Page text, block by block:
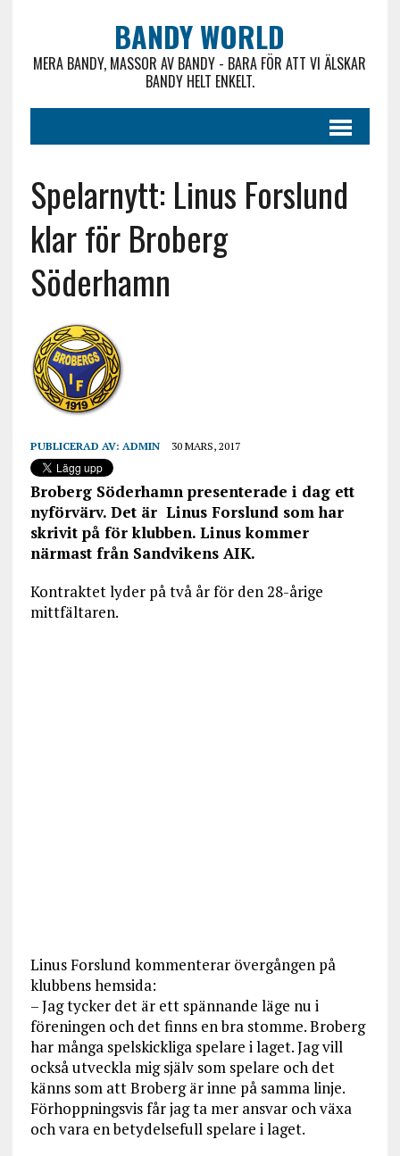
BANDY WORLD
MERA BANDY, MASSOR AV BANDY - BARA FÖR ATT VI ÄLSKAR
BANDY HELT ENKELT.
Spelarnytt: Linus Forslund
klar för Broberg
Söderhamn
PUBLICERAD AV: ADMIN 30 MARS, 2017
Broberg Söderhamn presenterade i dag ett
nyförvärv. Det är Linus Forslund som har
skrivit på för klubben. Linus kommer
närmast från Sandvikens AIK.
Kontraktet lyder på två år för den 28-årige
mittfältaren.
Linus Forslund kommenterar övergången på
klubbens hemsida:
– Jag tycker det är ett spännande läge nu i
föreningen och det finns en bra stomme. Broberg
har många spelskickliga spelare i laget. Jag vill
också utveckla mig själv som spelare och det
känns som att Broberg är inne på samma linje.
Förhoppningsvis får jag ta mer ansvar och växa
och vara en betydelsefull spelare i laget.